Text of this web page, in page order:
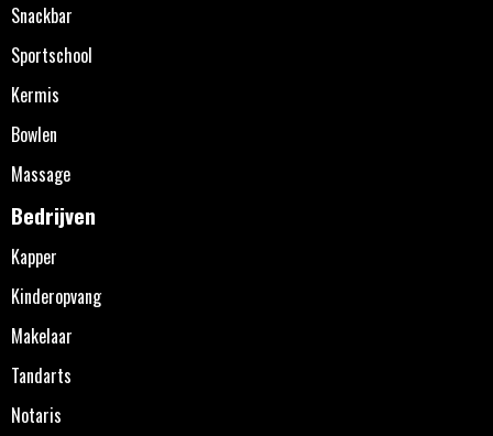
Snackbar
Sportschool
Kermis
Bowlen
Massage
Bedrijven
Kapper
Kinderopvang
Makelaar
Tandarts
Notaris